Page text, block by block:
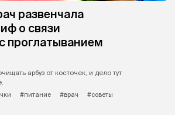
развенчала
о связи
проглатыванием
арбуз от косточек, и дело тут
#питание #врач
#советы